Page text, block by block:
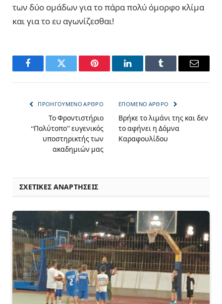
των δύο ομάδων για το πάρα πολύ όμορφο κλίμα
και για το ευ αγωνίζεσθαι!
FacebookTwitter Pinterest LinkedInTumblr Email
ΠΡΟΗΓΟΎΜΕΝΟ ΆΡΘΡΟ
Το Φροντιστήριο
“Πολύτοπο” ευγενικός
υποστηρικτής των
ακαδημιών μας
ΕΠΌΜΕΝΟ ΆΡΘΡΟ
Βρήκε το λιμάνι της και δεν
το αφήνει η Δόμνα
Καραφουλίδου
ΣΧΕΤΙΚΈΣ ΑΝΑΡΤΉΣΕΙΣ